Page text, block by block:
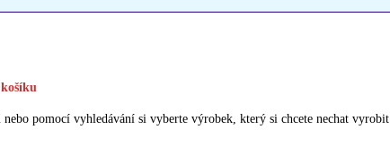
pomocí vyhledávání si vyberte výrobek, který si chcete nechat vyrobit.